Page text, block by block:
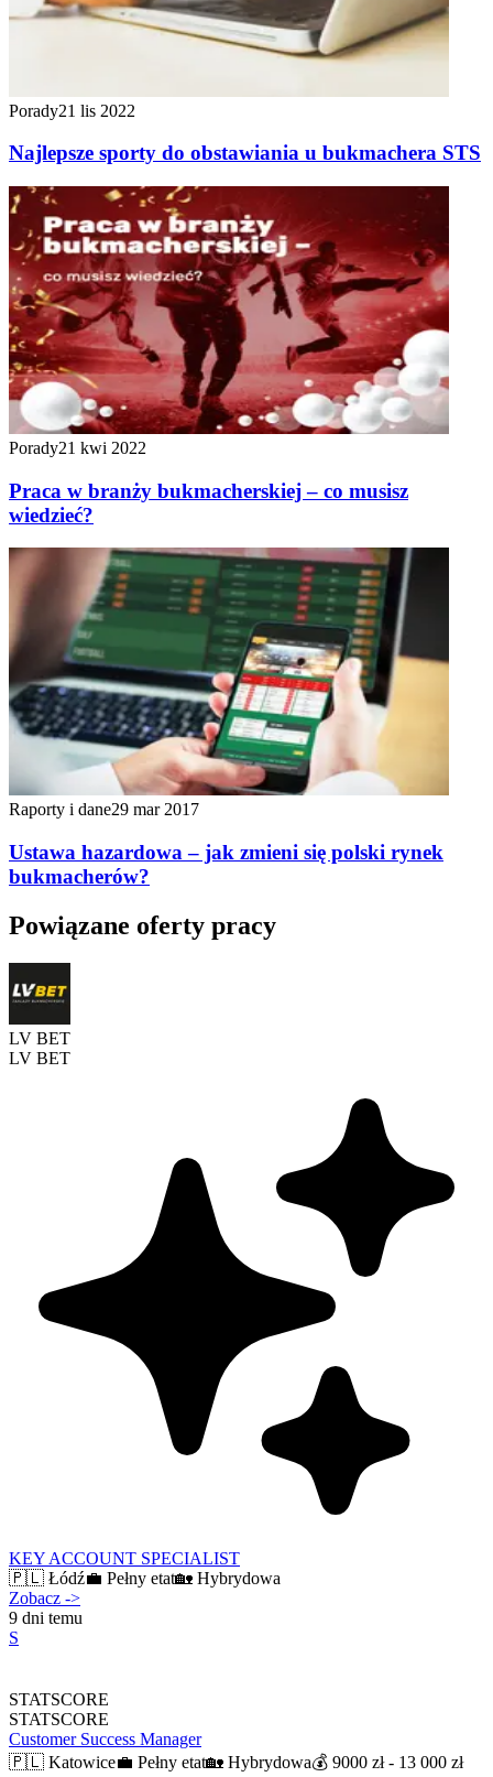
Porady21 lis 2022
Najlepsze sporty do obstawiania u bukmachera STS
Porady21 kwi 2022
Praca w branży bukmacherskiej – co musisz
wiedzieć?
Raporty i dane29 mar 2017
Ustawa hazardowa – jak zmieni się polski rynek
bukmacherów?
Powiązane oferty pracy
LV BET
LV BET
KEY ACCOUNT SPECIALIST
🇵🇱 Łódź💼 Pełny etat🏡 Hybrydowa
Zobacz ->
9 dni temu
S
STATSCORE
STATSCORE
Customer Success Manager
🇵🇱 Katowice💼 Pełny etat🏡 Hybrydowa💰 9000 zł - 13 000 zł